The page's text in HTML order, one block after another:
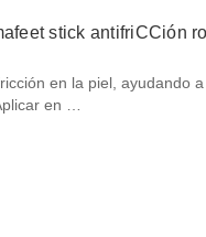
stick antifriCCión
en la piel, ayudando
en …